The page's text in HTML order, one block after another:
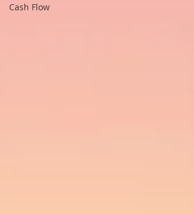
Cash Flow